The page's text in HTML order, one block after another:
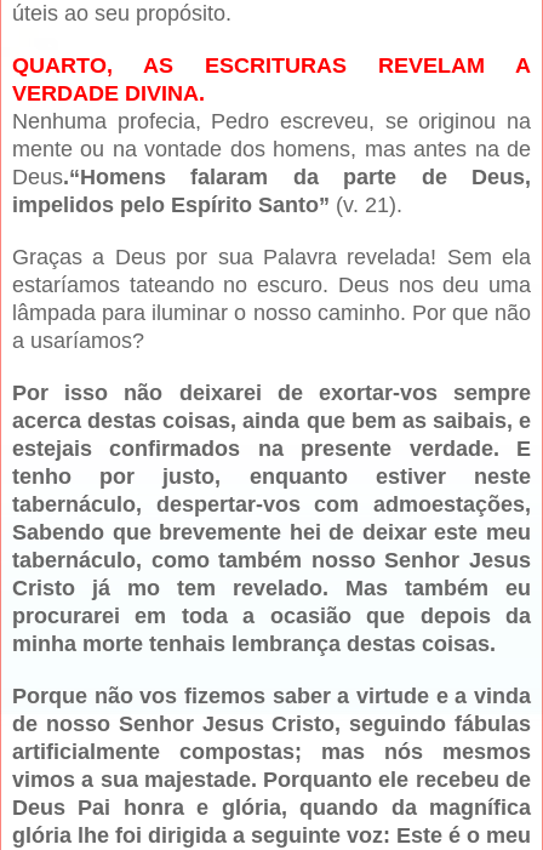
úteis ao seu propósito.
QUARTO, AS ESCRITURAS REVELAM A
VERDADE DIVINA.
Nenhuma profecia, Pedro escreveu, se originou na
mente ou na vontade dos homens, mas antes na de
Deus.“Homens falaram da parte de Deus,
impelidos pelo Espírito Santo” (v. 21).
Graças a Deus por sua Palavra revelada! Sem ela
estaríamos tateando no escuro. Deus nos deu uma
lâmpada para iluminar o nosso caminho. Por que não
a usaríamos?
Por isso não deixarei de exortar-vos sempre
acerca destas coisas, ainda que bem as saibais, e
estejais confirmados na presente verdade. E
tenho por justo, enquanto estiver neste
tabernáculo, despertar-vos com admoestações,
Sabendo que brevemente hei de deixar este meu
tabernáculo, como também nosso Senhor Jesus
Cristo já mo tem revelado. Mas também eu
procurarei em toda a ocasião que depois da
minha morte tenhais lembrança destas coisas.
Porque não vos fizemos saber a virtude e a vinda
de nosso Senhor Jesus Cristo, seguindo fábulas
artificialmente compostas; mas nós mesmos
vimos a sua majestade. Porquanto ele recebeu de
Deus Pai honra e glória, quando da magnífica
glória lhe foi dirigida a seguinte voz: Este é o meu